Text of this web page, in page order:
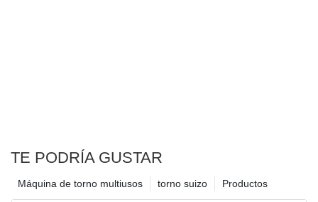
TE PODRÍA GUSTAR
Productos
torno suizo
Máquina de torno multiusos